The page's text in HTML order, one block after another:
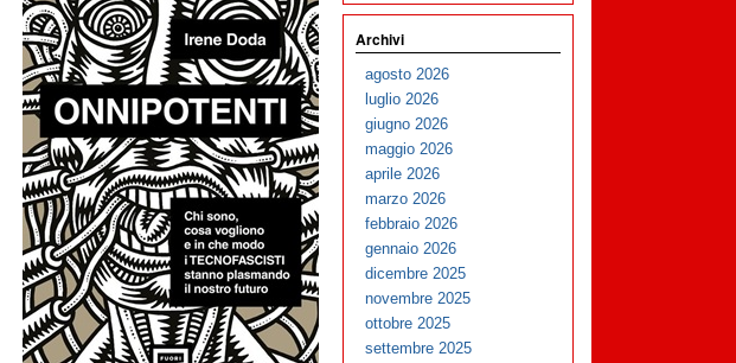
Archivi
agosto 2026
luglio 2026
giugno 2026
maggio 2026
aprile 2026
marzo 2026
febbraio 2026
gennaio 2026
dicembre 2025
novembre 2025
ottobre 2025
settembre 2025